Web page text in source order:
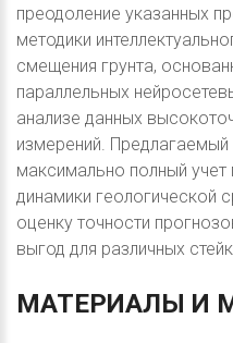
преодоление указанных
методики
смещения грунта,
параллельных
анализе данных
измерений.
максимально полный
динамики геологической
оценку точности
выгод для различных
МАТЕРИАЛЫ И